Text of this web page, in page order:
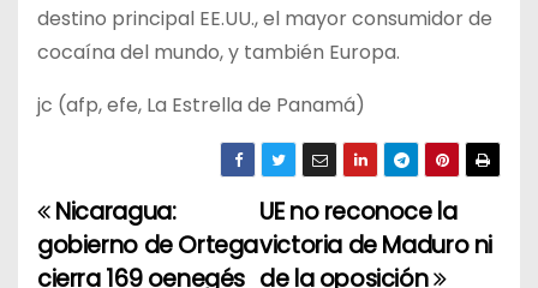
destino principal EE.UU., el mayor consumidor de
cocaína del mundo, y también Europa.
jc (afp, efe, La Estrella de Panamá)
N
a
UE no reconoce la
victoria de Maduro ni
de la oposición
Nicaragua:
gobierno de Ortega
cierra 169 oenegés